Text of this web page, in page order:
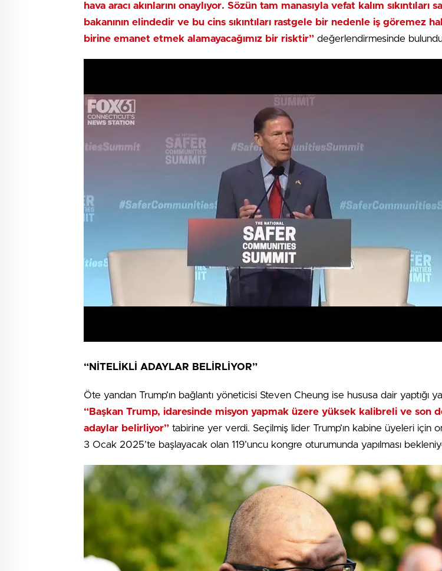
hava aracı akınlarını onaylıyor. Sözün tam manasıyla vefat kalım sıkıntıları
bakanının elindedir ve bu cins sıkıntıları rastgele bir nedenle iş göremez
birine emanet etmek alamayacağımız bir risktir” değerlendirmesinde
“NİTELİKLİ ADAYLAR BELİRLİYOR”
Öte yandan Trump’ın bağlantı yöneticisi Steven Cheung ise hususa dair yaptığı
“Başkan Trump, idaresinde misyon yapmak üzere yüksek kalibreli ve son
adaylar belirliyor” tabirine yer verdi. Seçilmiş lider Trump’ın kabine üyeleri için
3 Ocak 2025’te başlayacak olan 119’uncu kongre oturumunda yapılması